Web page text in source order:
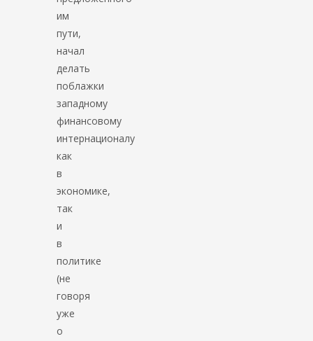
им
пути,
начал
делать
поблажки
западному
финансовому
интернационалу
как
в
экономике,
так
и
в
политике
(не
говоря
уже
о